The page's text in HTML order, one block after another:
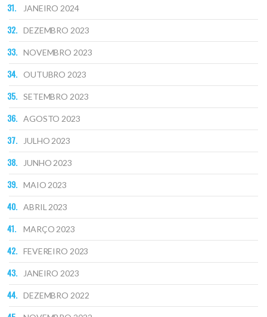
JANEIRO 2024
DEZEMBRO 2023
NOVEMBRO 2023
OUTUBRO 2023
SETEMBRO 2023
AGOSTO 2023
JULHO 2023
JUNHO 2023
MAIO 2023
ABRIL 2023
MARÇO 2023
FEVEREIRO 2023
JANEIRO 2023
DEZEMBRO 2022